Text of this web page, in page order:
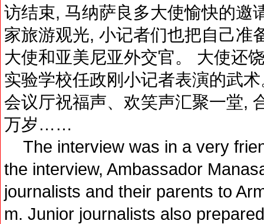
访结束, 马纳萨良多大使愉快的邀
家旅游观光, 小记者们也把自己准
大使和亚美尼亚外交官。 大使还
实验学校任政刚小记者表演的武
会议厅祝福声、欢笑声汇聚一堂,
万岁……
The interview was in a very
the interview, Ambassador
journalists and their parents to
m. Junior journalists also